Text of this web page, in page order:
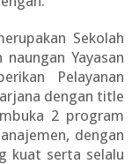
Sekolah
Yayasan
Pelayanan
dengan title
2 program
dengan
kuat serta selalu